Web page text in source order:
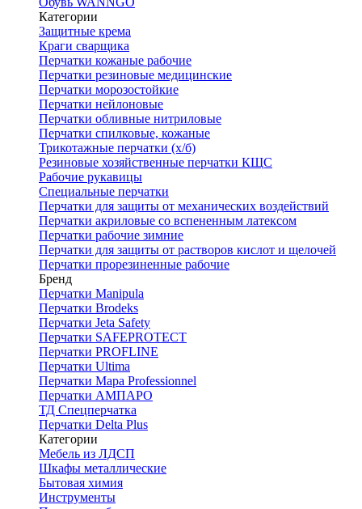
Категории
Защитные крема
Краги сварщика
Перчатки кожаные рабочие
Перчатки резиновые медицинские
Перчатки морозостойкие
Перчатки нейлоновые
Перчатки обливные нитриловые
Перчатки спилковые, кожаные
Трикотажные перчатки (х/б)
Резиновые хозяйственные перчатки КЩС
Рабочие рукавицы
Специальные перчатки
Перчатки для защиты от механических воздействий
Перчатки акриловые со вспененным латексом
Перчатки рабочие зимние
Перчатки для защиты от растворов кислот и щелочей
Перчатки прорезиненные рабочие
Бренд
Перчатки Manipula
Перчатки Brodeks
Перчатки Jeta Safety
Перчатки SAFEPROTECT
Перчатки PROFLINE
Перчатки Ultima
Перчатки Мара Professionnel
Перчатки АМПАРО
ТД Спецперчатка
Перчатки Delta Plus
Категории
Мебель из ЛДСП
Шкафы металлические
Бытовая химия
Инструменты